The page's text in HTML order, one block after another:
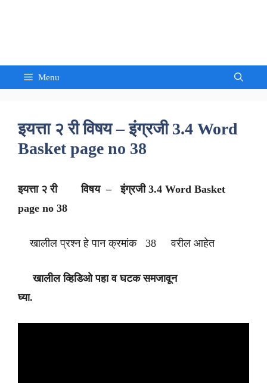
Menu
इयत्ता २ री विषय – इंग्रजी 3.4 Word
Basket page no 38
इयत्ता २ री विषय – इंग्रजी 3.4 Word Basket
page no 38
खालील प्रश्न हे पान क्रमांक 38 वरील आहेत
खालील व्हिडिओ पहा व घटक समजावून
घ्या.